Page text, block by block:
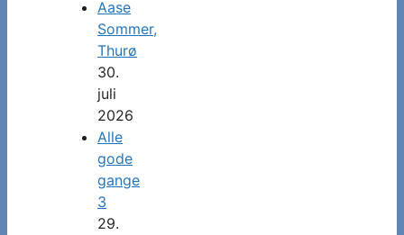
Aase
Sommer,
Thurø
30.
juli
2026
Alle
gode
gange
3
29.